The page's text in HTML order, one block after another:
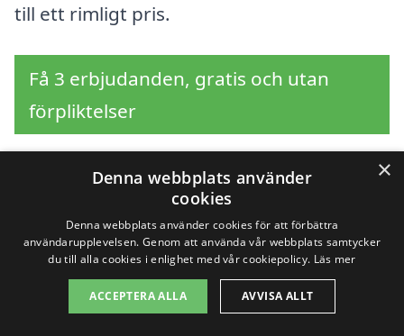
till ett rimligt pris.
Få 3 erbjudanden, gratis och utan
förpliktelser
Sök efter en
professionell för
beskärning i andra
×
Denna webbplats använder
cookies
Denna webbplats använder cookies för att förbättra
användarupplevelsen. Genom att använda vår webbplats samtycker
du till alla cookies i enlighet med vår cookiepolicy. Läs mer
ACCEPTERA ALLA AVVISA ALLT